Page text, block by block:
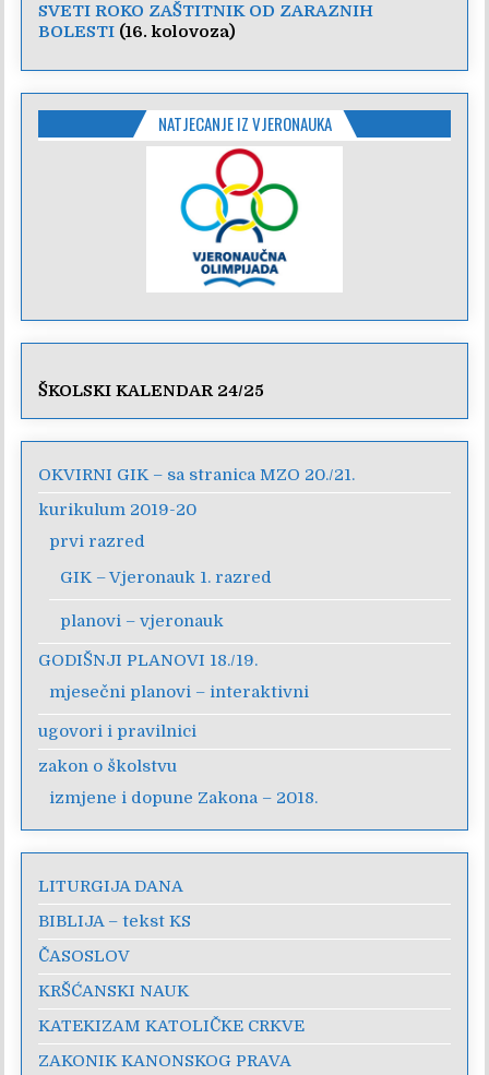
SVETI ROKO ZAŠTITNIK OD ZARAZNIH
BOLESTI (16. kolovoza)
NATJECANJE IZ VJERONAUKA
ŠKOLSKI KALENDAR 24/25
OKVIRNI GIK – sa stranica MZO 20./21.
kurikulum 2019-20
prvi razred
GIK – Vjeronauk 1. razred
planovi – vjeronauk
GODIŠNJI PLANOVI 18./19.
mjesečni planovi – interaktivni
ugovori i pravilnici
zakon o školstvu
izmjene i dopune Zakona – 2018.
LITURGIJA DANA
BIBLIJA – tekst KS
ČASOSLOV
KRŠĆANSKI NAUK
KATEKIZAM KATOLIČKE CRKVE
ZAKONIK KANONSKOG PRAVA